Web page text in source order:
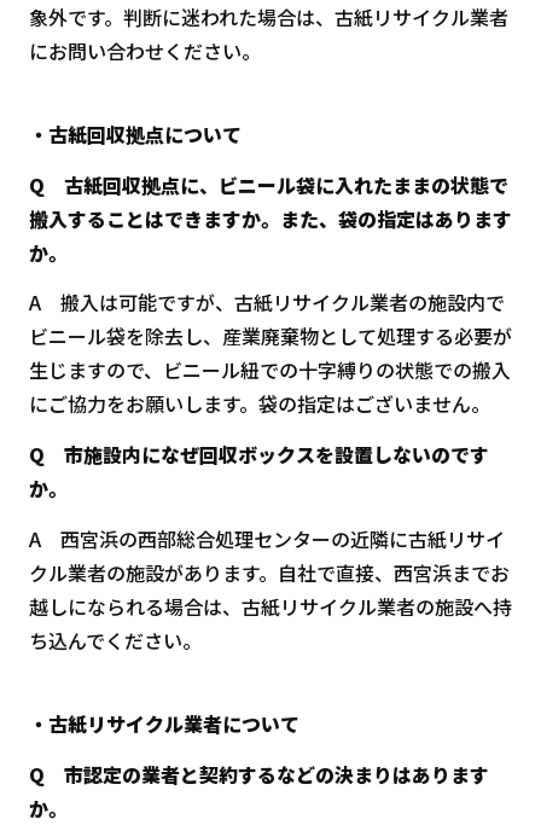
象外です。判断に迷われた場合は、古紙リサイクル業者
にお問い合わせください。
・古紙回収拠点について
Q 古紙回収拠点に、ビニール袋に入れたままの状態で
搬入することはできますか。また、袋の指定はあります
か。
A 搬入は可能ですが、古紙リサイクル業者の施設内で
ビニール袋を除去し、産業廃棄物として処理する必要が
生じますので、ビニール紐での十字縛りの状態での搬入
にご協力をお願いします。袋の指定はございません。
Q 市施設内になぜ回収ボックスを設置しないのです
か。
A 西宮浜の西部総合処理センターの近隣に古紙リサイ
クル業者の施設があります。自社で直接、西宮浜までお
越しになられる場合は、古紙リサイクル業者の施設へ持
ち込んでください。
・古紙リサイクル業者について
Q 市認定の業者と契約するなどの決まりはあります
か。